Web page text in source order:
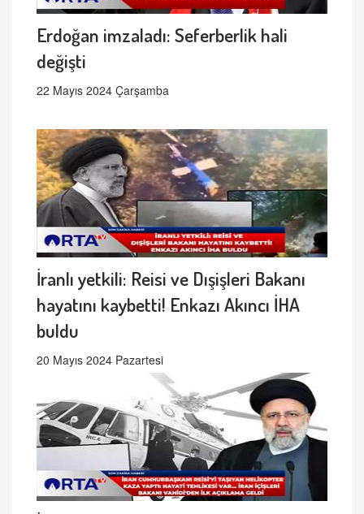
Erdoğan imzaladı: Seferberlik hali
değişti
22 Mayıs 2024 Çarşamba
İranlı yetkili: Reisi ve Dışişleri Bakanı
hayatını kaybetti! Enkazı Akıncı İHA
buldu
20 Mayıs 2024 Pazartesi